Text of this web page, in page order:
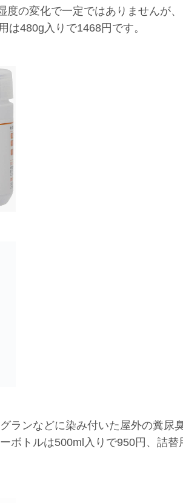
の変化で一定ではありませんが、
480g入りで1468円です。
ランなどに染み付いた屋外の糞尿
ボトルは500ml入りで950円、詰替